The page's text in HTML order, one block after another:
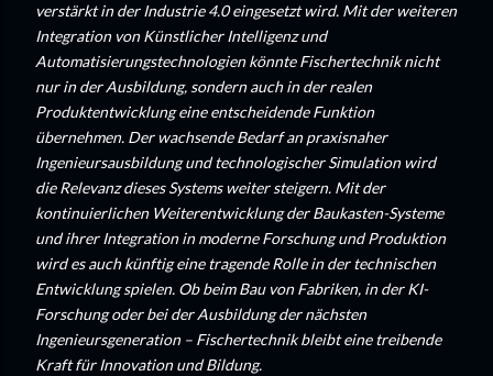
verstärkt in der Industrie 4.0 eingesetzt wird. Mit der weiteren
Integration von Künstlicher Intelligenz und
Automatisierungstechnologien könnte Fischertechnik nicht
nur in der Ausbildung, sondern auch in der realen
Produktentwicklung eine entscheidende Funktion
übernehmen. Der wachsende Bedarf an praxisnaher
Ingenieursausbildung und technologischer Simulation wird
die Relevanz dieses Systems weiter steigern. Mit der
kontinuierlichen Weiterentwicklung der Baukasten-Systeme
und ihrer Integration in moderne Forschung und Produktion
wird es auch künftig eine tragende Rolle in der technischen
Entwicklung spielen. Ob beim Bau von Fabriken, in der KI-
Forschung oder bei der Ausbildung der nächsten
Ingenieursgeneration – Fischertechnik bleibt eine treibende
Kraft für Innovation und Bildung.